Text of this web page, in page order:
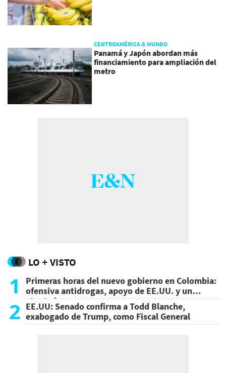
CENTROAMÉRICA & MUNDO
Panamá y Japón abordan más
financiamiento para ampliación del
metro
LO + VISTO
1
Primeras horas del nuevo gobierno en Colombia:
ofensiva antidrogas, apoyo de EE.UU. y un
atentado
2 EE.UU: Senado confirma a Todd Blanche,
exabogado de Trump, como Fiscal General